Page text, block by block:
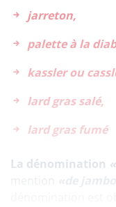
jarreton,
palette à la
kassler ou
lard gras salé,
lard gras fumé
La dénomination